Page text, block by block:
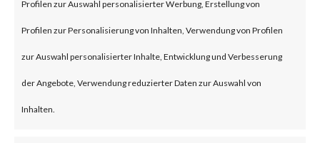
Profilen zur Auswahl personalisierter Werbung, Erstellung von
Profilen zur Personalisierung von Inhalten, Verwendung von Profilen
zur Auswahl personalisierter Inhalte, Entwicklung und Verbesserung
der Angebote, Verwendung reduzierter Daten zur Auswahl von
Inhalten.
BlackLotus is a malware that
can bypass UEFI Secure Boot
feature to install itself and
deploys a backdoor that allows
an attacker to remotely control